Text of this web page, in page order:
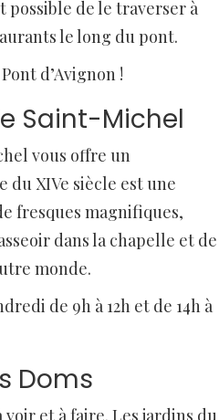
de le traverser à
le long du pont.
d’Avignon !
Saint-Michel
vous offre un
du XIVe siècle est une
fresques magnifiques,
dans la chapelle et de
monde.
de 9h à 12h et de 14h à
Doms
et à faire. Les jardins du